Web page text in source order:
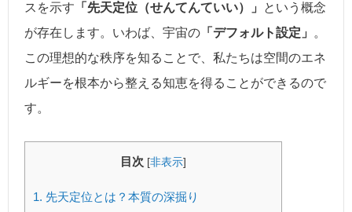
スを示す 「先天定位（せんてんていい）」
という概念
が存在します。いわば、宇宙の 「デフォルト設定」
。
この理想的な秩序を知ることで、私たちは空間のエネ
ルギーを根本から整える知恵を得ることができるので
す。
目次 [非表示]
1. 先天定位とは？本質の深掘り